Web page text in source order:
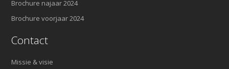
Brochure najaar 2024
Brochure voorjaar 2024
Contact
Missie & visie